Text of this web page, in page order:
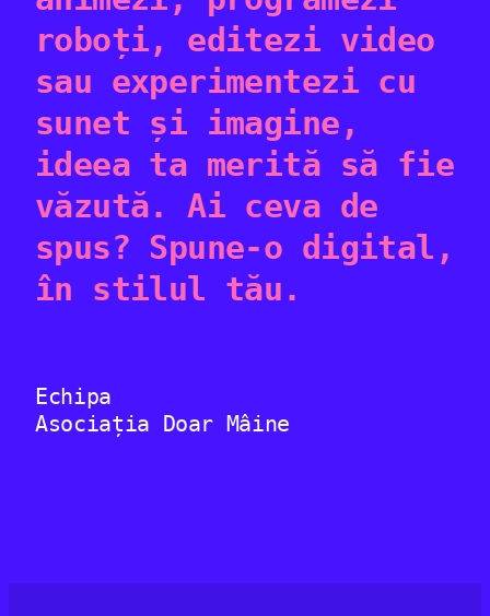
roboți, editezi video
sau experimentezi cu
sunet și imagine,
ideea ta merită să fie
văzută. Ai ceva de
spus? Spune-o digital,
în stilul tău.
Echipa
Asociația Doar Mâine